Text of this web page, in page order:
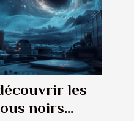
les
noirs